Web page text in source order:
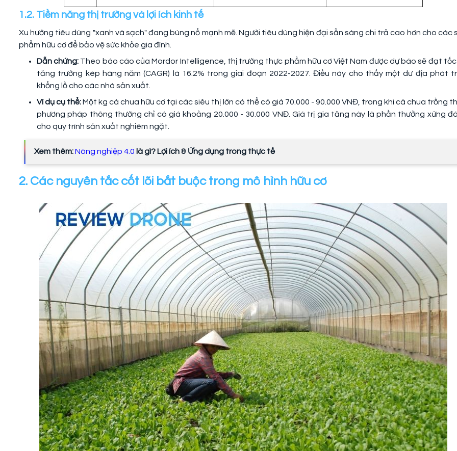
1.2. Tiềm năng thị trường và lợi ích kinh tế
Xu hướng tiêu dùng "xanh và sạch" đang bùng nổ mạnh mẽ. Người tiêu dùng hiện đại sẵn sàng chi trả cao hơn cho các
phẩm hữu cơ để bảo vệ sức khỏe gia đình.
Dẫn chứng: Theo báo cáo của Mordor Intelligence, thị trường thực phẩm hữu cơ Việt Nam được dự báo sẽ đạt
tăng trưởng kép hàng năm (CAGR) là 16.2% trong giai đoạn 2022-2027. Điều này cho thấy một dư địa phát
khổng lồ cho các nhà sản xuất.
Ví dụ cụ thể:Một kg cà chua hữu cơ tại các siêu thị lớn có thể có giá 70.000 - 90.000 VNĐ, trong khi cà chua trồng
phương pháp thông thường chỉ có giá khoảng 20.000 - 30.000 VNĐ. Giá trị gia tăng này là phần thưởng xứng
cho quy trình sản xuất nghiêm ngặt.
Xem thêm:Nông nghiệp 4.0 là gì? Lợi ích & Ứng dụng trong thực tế
2. Các nguyên tắc cốt lõi bắt buộc trong mô hình hữu cơ